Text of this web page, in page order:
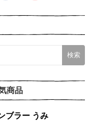
商品
ノラネコぐんだん タンブラー うみ